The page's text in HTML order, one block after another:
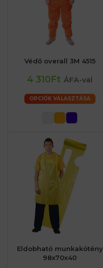
Védő overall 3M 4515
4 310Ft ÁFA-val
OPCIÓK VÁLASZTÁSA
Eldobható munkakötény
98x70x40